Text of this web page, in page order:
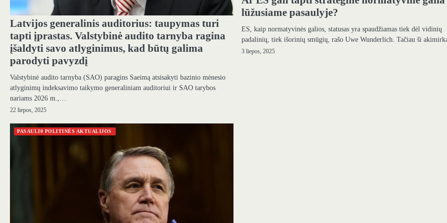
Latvijos generalinis auditorius: taupymas turi
tapti įprastas. Valstybinė audito tarnyba ragina
įšaldyti savo atlyginimus, kad būtų galima
parodyti pavyzdį
Valstybinė audito tarnyba (SAO) paragins Saeimą atsisakyti bazinio mėnesio
atlyginimų indeksavimo taikymo generaliniam auditoriui ir SAO tarybos
nariams 2026 m.,…
22 liepos, 2025
lūžusiame pasaulyje?
ES, kaip normatyvinės galios, statusas yra spaudžiamas tiek dėl vidinių
padalinių, tiek išorinių smūgių, rašo Uwe Wunderlich. Tačiau ši
3 liepos, 2025
PASAULI0 POLITINĖS AKTUALIJOS